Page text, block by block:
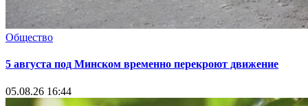
Общество
5 августа под Минском временно перекроют движение
05.08.26 16:44